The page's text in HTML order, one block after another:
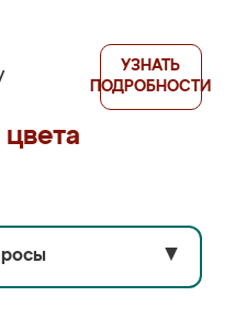
УЗНАТЬ
ПОДРОБНОСТИ
▼